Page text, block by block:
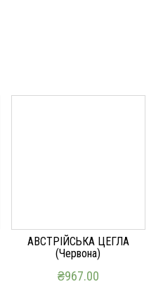
АВСТРІЙСЬКА ЦЕГЛА
(Червона)
₴967.00